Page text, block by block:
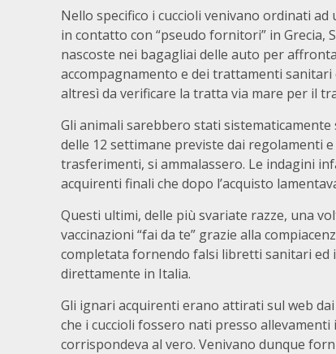
Nello specifico i cuccioli venivano ordinati
in contatto con “pseudo fornitori” in Grecia,
nascoste nei bagagliai delle auto per
accompagnamento e dei trattamenti
altresì da verificare la tratta via mare per il
Gli animali sarebbero stati
delle 12 settimane previste dai regolamenti
trasferimenti, si ammalassero. Le indagini
acquirenti finali che dopo l’acquisto
Questi ultimi, delle più svariate razze, una
vaccinazioni “fai da te” grazie alla
completata fornendo falsi libretti sanitari ed
direttamente in Italia.
Gli ignari acquirenti erano attirati sul web
che i cuccioli fossero nati presso
corrispondeva al vero. Venivano dunque